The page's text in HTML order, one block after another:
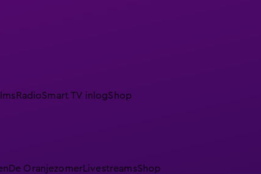
RadioSmart TV inlogShop
De Oranjezomer LivestreamsShop